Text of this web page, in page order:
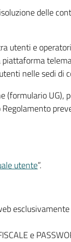
delle
utenti e
nelle sedi di
UG),
utente”.
e